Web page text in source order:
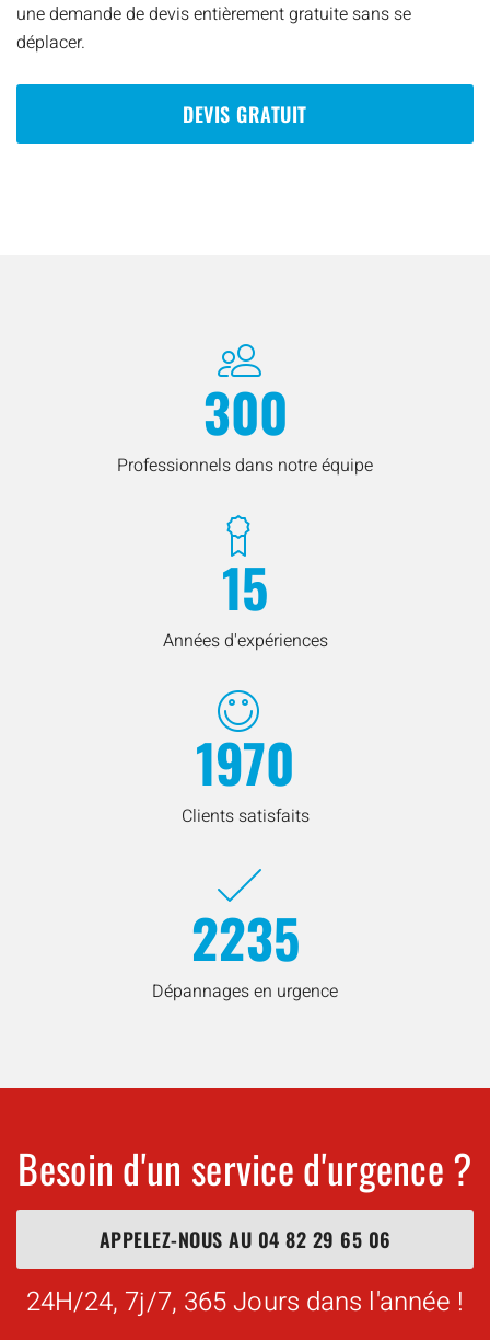
une demande de devis entièrement gratuite sans se
déplacer.
DEVIS GRATUIT
300
Professionnels dans notre équipe
15
Années d'expériences
1970
Clients satisfaits
2235
Dépannages en urgence
Besoin d'un service d'urgence ?
APPELEZ-NOUS AU 04 82 29 65 06
24H/24, 7j/7, 365 Jours dans l'année !